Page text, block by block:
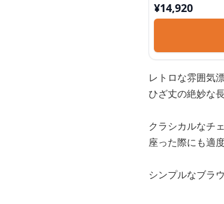
¥14,920
レトロな雰囲気
ひざ丈の絶妙な
クラシカルなチ
座った際にも適
シンプルなブラ